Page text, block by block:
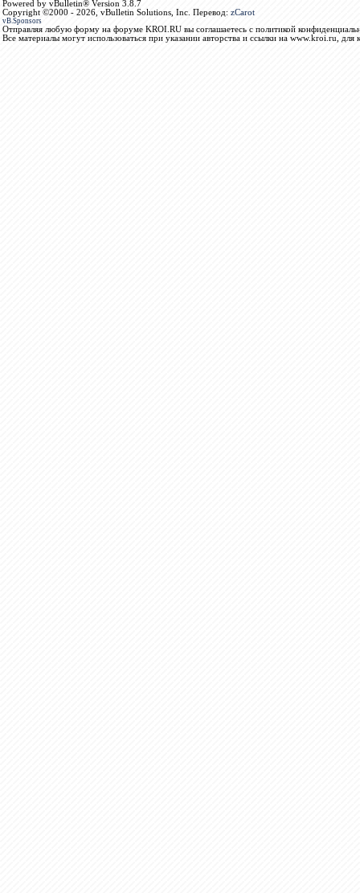
Powered by vBulletin® Version 3.8.7
Copyright ©2000 - 2026, vBulletin Solutions, Inc. Перевод: zCarot
vB.Sponsors
Отправляя любую форму на форуме KROI.RU вы соглашаетесь с политикой
Все материалы могут использоваться при указании авторства и ссылки на www.kroi.ru, для